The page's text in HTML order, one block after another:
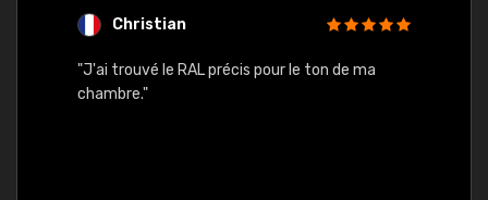
Christian
"J'ai trouvé le RAL précis pour le ton de ma
chambre."